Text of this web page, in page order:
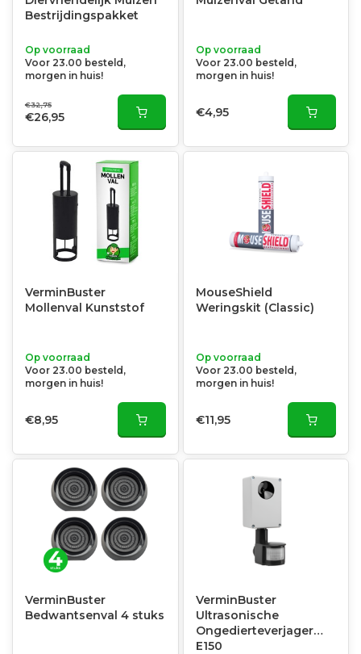
Bestrijdingspakket
Op voorraad
Voor 23.00 besteld,
morgen in huis!
€32,75
€26,95
Op voorraad
Voor 23.00 besteld,
morgen in huis!
€4,95
VerminBuster
Mollenval Kunststof
Op voorraad
Voor 23.00 besteld,
morgen in huis!
€8,95
MouseShield
Weringskit (Classic)
Op voorraad
Voor 23.00 besteld,
morgen in huis!
€11,95
VerminBuster
Bedwantsenval 4 stuks
VerminBuster
Ultrasonische
Ongedierteverjager
E150